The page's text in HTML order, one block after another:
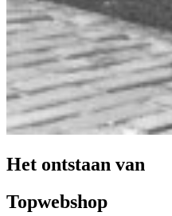
Het ontstaan van
Topwebshop